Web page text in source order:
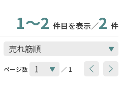
1～2 件目を表示／2 件
ページ数 ／ 1